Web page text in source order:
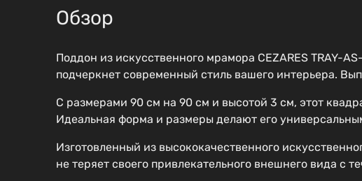
Обзор
Поддон из искусственного мрамора CEZARES TRAY-
подчеркнет современный стиль вашего интерьера.
С размерами 90 см на 90 см и высотой 3 см, этот
Идеальная форма и размеры делают его
Изготовленный из высококачественного
не теряет своего привлекательного внешнего вида с